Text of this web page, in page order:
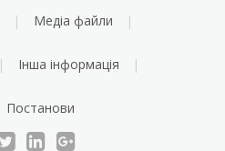
content
Медіа файли
Інша інформація
Постанови